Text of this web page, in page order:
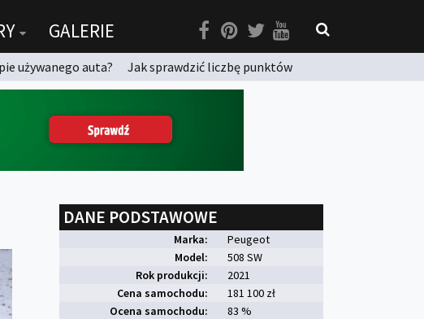
GALERIE
używanego auta?
Jak sprawdzić liczbę punktów
DANE PODSTAWOWE
Marka:
Peugeot
Model:
508 SW
Rok produkcji:
2021
Cena samochodu:
181 100 zł
Ocena samochodu:
83 %